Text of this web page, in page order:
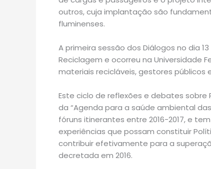
outros, cuja implantação são
fluminenses.
A primeira sessão dos Diálogos no dia
Reciclagem e ocorreu na Universidade
materiais recicláveis, gestores públicos
Este ciclo de reflexões e debates
da “Agenda para a saúde ambiental
fóruns itinerantes entre 2016-2017, e
experiências que possam constituir
contribuir efetivamente para a
decretada em 2016.